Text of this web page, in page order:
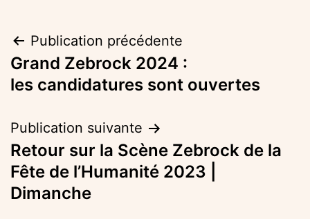
Navigation
de
Publication précédente
Grand Zebrock 2024 :
les candidatures sont ouvertes
Publication suivante
Retour sur la Scène Zebrock de la
Fête de l’Humanité 2023 |
Dimanche